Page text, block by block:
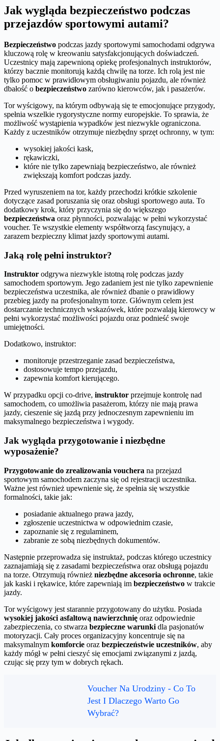
Jak wygląda bezpieczeństwo podczas
przejazdów sportowymi autami?
Bezpieczeństwo podczas jazdy sportowymi samochodami odgrywa
kluczową rolę w kreowaniu satysfakcjonujących doświadczeń.
Uczestnicy mają zapewnioną opiekę profesjonalnych instruktorów,
którzy bacznie monitorują każdą chwilę na torze. Ich rolą jest nie
tylko pomoc w prawidłowym obsługiwaniu pojazdu, ale również
dbałość o bezpieczeństwo zarówno kierowców, jak i pasażerów.
Tor wyścigowy, na którym odbywają się te emocjonujące przygody,
spełnia wszelkie rygorystyczne normy europejskie. To sprawia, że
możliwość wystąpienia wypadków jest niezwykle ograniczona.
Każdy z uczestników otrzymuje niezbędny sprzęt ochronny, w tym:
wysokiej jakości kask,
rękawiczki,
które nie tylko zapewniają bezpieczeństwo, ale również
zwiększają komfort podczas jazdy.
Przed wyruszeniem na tor, każdy przechodzi krótkie szkolenie
dotyczące zasad poruszania się oraz obsługi sportowego auta. To
dodatkowy krok, który przyczynia się do większego
bezpieczeństwa oraz płynności, pozwalając w pełni wykorzystać
voucher. Te wszystkie elementy współtworzą fascynujący, a
zarazem bezpieczny klimat jazdy sportowymi autami.
Jaką rolę pełni instruktor?
Instruktor odgrywa niezwykle istotną rolę podczas jazdy
samochodem sportowym. Jego zadaniem jest nie tylko zapewnienie
bezpieczeństwa uczestnika, ale również dbanie o prawidłowy
przebieg jazdy na profesjonalnym torze. Głównym celem jest
dostarczanie technicznych wskazówek, które pozwalają kierowcy w
pełni wykorzystać możliwości pojazdu oraz podnieść swoje
umiejętności.
Dodatkowo, instruktor:
monitoruje przestrzeganie zasad bezpieczeństwa,
dostosowuje tempo przejazdu,
zapewnia komfort kierującego.
W przypadku opcji co-drive, instruktor przejmuje kontrolę nad
samochodem, co umożliwia pasażerom, którzy nie mają prawa
jazdy, cieszenie się jazdą przy jednoczesnym zapewnieniu im
maksymalnego bezpieczeństwa i wygody.
Jak wygląda przygotowanie i niezbędne
wyposażenie?
Przygotowanie do zrealizowania vouchera na przejazd
sportowym samochodem zaczyna się od rejestracji uczestnika.
Ważne jest również upewnienie się, że spełnia się wszystkie
formalności, takie jak:
posiadanie aktualnego prawa jazdy,
zgłoszenie uczestnictwa w odpowiednim czasie,
zapoznanie się z regulaminem,
zabranie ze sobą niezbędnych dokumentów.
Następnie przeprowadza się instruktaż, podczas którego uczestnicy
zaznajamiają się z zasadami bezpieczeństwa oraz obsługą pojazdu
na torze. Otrzymują również niezbędne akcesoria ochronne, takie
jak kaski i rękawice, które zapewniają im bezpieczeństwo w trakcie
jazdy.
Tor wyścigowy jest starannie przygotowany do użytku. Posiada
wysokiej jakości asfaltową nawierzchnię oraz odpowiednie
zabezpieczenia, co stwarza bezpieczne warunki dla pasjonatów
motoryzacji. Cały proces organizacyjny koncentruje się na
maksymalnym komforcie oraz bezpieczeństwie uczestników, aby
każdy mógł w pełni cieszyć się emocjami związanymi z jazdą,
czując się przy tym w dobrych rękach.
Voucher Na Urodziny - Co To
Jest I Dlaczego Warto Go
Wybrać?